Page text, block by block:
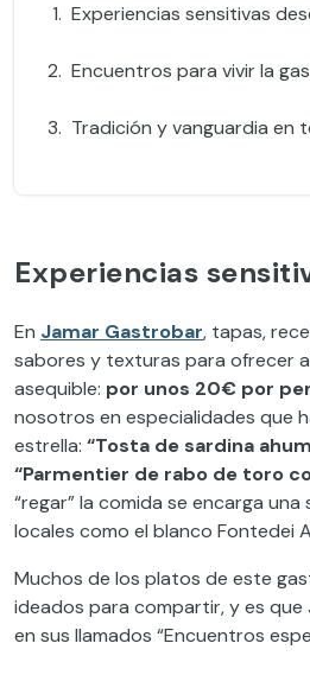
Experiencias sensitivas
Encuentros para vivir la
Tradición y vanguardia en
Experiencias
En Jamar Gastrobar, tapas,
sabores y texturas para ofrecer
asequible: por unos 20€ por
nosotros en especialidades que
estrella: “Tosta de sardina
“Parmentier de rabo de toro
“regar” la comida se encarga
locales como el blanco Fontedei
Muchos de los platos de este
ideados para compartir, y es
en sus llamados “Encuentros